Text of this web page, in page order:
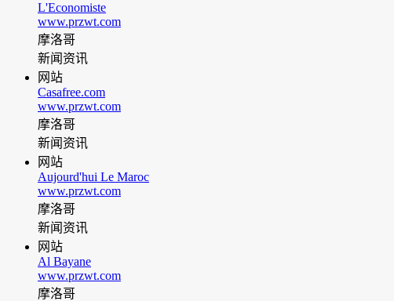
L'Economiste
www.przwt.com
摩洛哥
新闻资讯
网站
Casafree.com
www.przwt.com
摩洛哥
新闻资讯
网站
Aujourd'hui Le Maroc
www.przwt.com
摩洛哥
新闻资讯
网站
Al Bayane
www.przwt.com
摩洛哥